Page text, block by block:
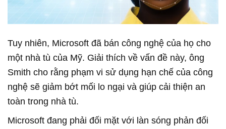
Tuy nhiên, Microsoft đã bán công nghệ của họ cho
một nhà tù của Mỹ. Giải thích về vấn đề này, ông
Smith cho rằng phạm vi sử dụng hạn chế của công
nghệ sẽ giảm bớt mối lo ngại và giúp cải thiện an
toàn trong nhà tù.
Microsoft đang phải đối mặt với làn sóng phản đối